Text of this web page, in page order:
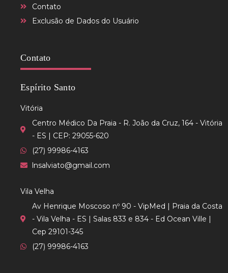
Contato
Exclusão de Dados do Usuário
Contato
Espírito Santo
Vitória
Centro Médico Da Praia - R. João da Cruz, 164 - Vitória
- ES | CEP: 29055-620
(27) 99986-4163
lnsalviato@gmail.com
Vila Velha
Av Henrique Moscoso nº 90 - VipMed | Praia da Costa
- Vila Velha - ES | Salas 833 e 834 - Ed Ocean Ville |
Cep 29101-345
(27) 99986-4163